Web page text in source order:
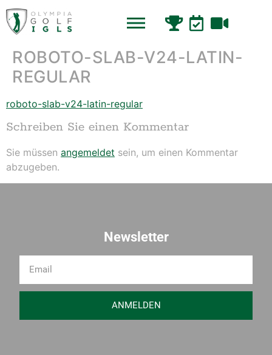
ROBOTO-SLAB-V24-LATIN-
REGULAR
roboto-slab-v24-latin-regular
Schreiben Sie einen Kommentar
Sie müssen angemeldet sein, um einen Kommentar
abzugeben.
Newsletter
ANMELDEN